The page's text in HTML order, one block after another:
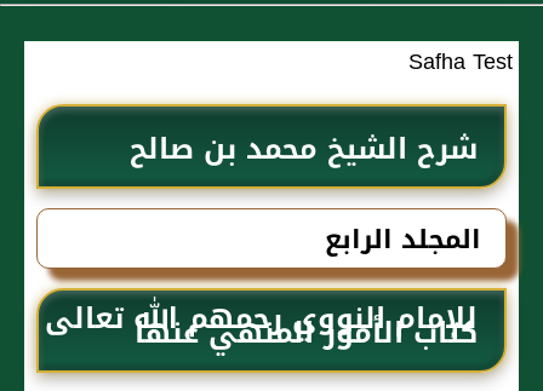
Safha Test
شرح الشيخ محمد بن صالح
العثيمين لكتاب رياض الصالحين
للإمام النووي رحمهم الله تعالى
المجلد الرابع
كتاب الأمور المنهي عنها